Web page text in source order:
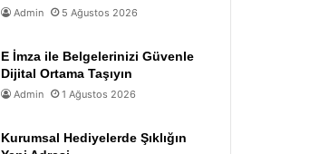
Admin 5 Ağustos 2026
E İmza ile Belgelerinizi Güvenle
Dijital Ortama Taşıyın
Admin 1 Ağustos 2026
Kurumsal Hediyelerde Şıklığın